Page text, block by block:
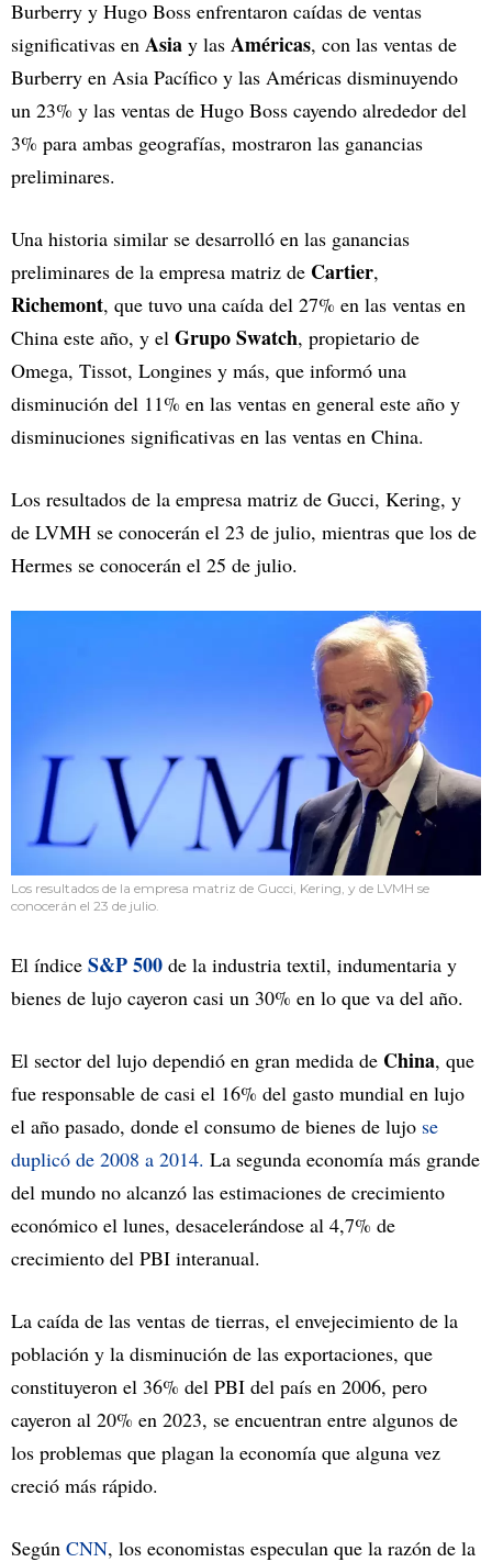
Burberry y Hugo Boss enfrentaron caídas de ventas
significativas en Asia y las Américas, con las ventas de
Burberry en Asia Pacífico y las Américas disminuyendo
un 23% y las ventas de Hugo Boss cayendo alrededor del
3% para ambas geografías, mostraron las ganancias
preliminares.
Una historia similar se desarrolló en las ganancias
preliminares de la empresa matriz de Cartier,
Richemont, que tuvo una caída del 27% en las ventas en
China este año, y el Grupo Swatch, propietario de
Omega, Tissot, Longines y más, que informó una
disminución del 11% en las ventas en general este año y
disminuciones significativas en las ventas en China.
Los resultados de la empresa matriz de Gucci, Kering, y
de LVMH se conocerán el 23 de julio, mientras que los de
Hermes se conocerán el 25 de julio.
Los resultados de la empresa matriz de Gucci, Kering, y de LVMH se
conocerán el 23 de julio.
El índice S&P 500 de la industria textil, indumentaria y
bienes de lujo cayeron casi un 30% en lo que va del año.
El sector del lujo dependió en gran medida de China, que
fue responsable de casi el 16% del gasto mundial en lujo
el año pasado, donde el consumo de bienes de lujo se
duplicó de 2008 a 2014. La segunda economía más grande
del mundo no alcanzó las estimaciones de crecimiento
económico el lunes, desacelerándose al 4,7% de
crecimiento del PBI interanual.
La caída de las ventas de tierras, el envejecimiento de la
población y la disminución de las exportaciones, que
constituyeron el 36% del PBI del país en 2006, pero
cayeron al 20% en 2023, se encuentran entre algunos de
los problemas que plagan la economía que alguna vez
creció más rápido.
Según CNN, los economistas especulan que la razón de la